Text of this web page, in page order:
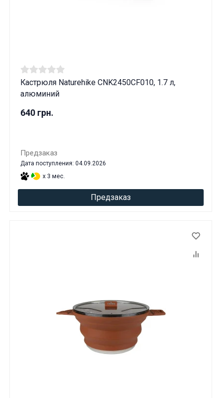
Кастрюля Naturehike CNK2450CF010, 1.7 л,
алюминий
640 грн.
Предзаказ
Дата поступления: 04.09.2026
x 3 мес.
Предзаказ